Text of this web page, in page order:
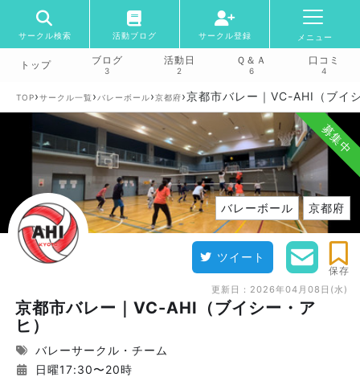
サークル検索 活動ブログ サークル登録 メニュー
トップ ブログ
3
活動日
2
Ｑ＆Ａ
6
口コミ
4
TOP›サークル一覧 › バレーボール›京都府›京都市バレー｜VC-AHI（ブイ
募集中
バレーボール 京都府
ツイート
保存
更新日： 2026年04月08日(水)
京都市バレー｜VC-AHI（ブイシー・ア
ヒ）
バレーサークル・チーム
日曜17:30〜20時